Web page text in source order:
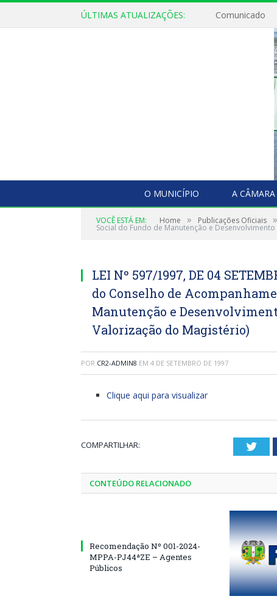
ÚLTIMAS ATUALIZAÇÕES: Comunicado
O MUNICÍPIO A CÂMARA
VOCÊ ESTÁ EM: Home » Publicações Oficiais »
Social do Fundo de Manutenção e
LEI Nº 597/1997, DE 04
do Conselho de
Manutenção e
Valorização do Magistério)
POR CR2-ADMIN8 EM 4 DE SETEMBRO DE 1997
Clique aqui para visualizar
COMPARTILHAR:
CONTEÚDO RELACIONADO
Recomendação Nº 001-2024-
MPPA-PJ44ªZE – Agentes
Públicos